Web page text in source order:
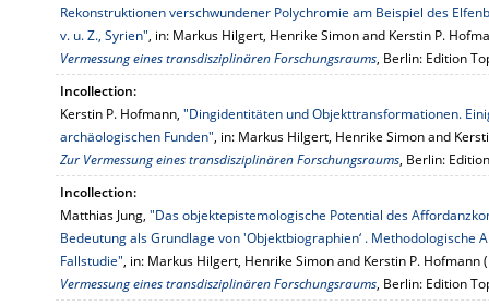
Rekonstruktionen verschwundener Polychromie am Beispiel des
v. u. Z., Syrien", in: Markus Hilgert, Henrike Simon and Kerstin P.
Vermessung eines transdisziplinären Forschungsraums, Berlin: Edition
Incollection:
Kerstin P. Hofmann, "Dingidentitäten und Objekttransformationen.
archäologischen Funden", in: Markus Hilgert, Henrike Simon and
Zur Vermessung eines transdisziplinären Forschungsraums, Berlin:
Incollection:
Matthias Jung, "Das objektepistemologische Potential des
Bedeutung als Grundlage von 'Objektbiographien‘ . Methodologische
Fallstudie", in: Markus Hilgert, Henrike Simon and Kerstin P. Hofmann
Vermessung eines transdisziplinären Forschungsraums, Berlin: Edition